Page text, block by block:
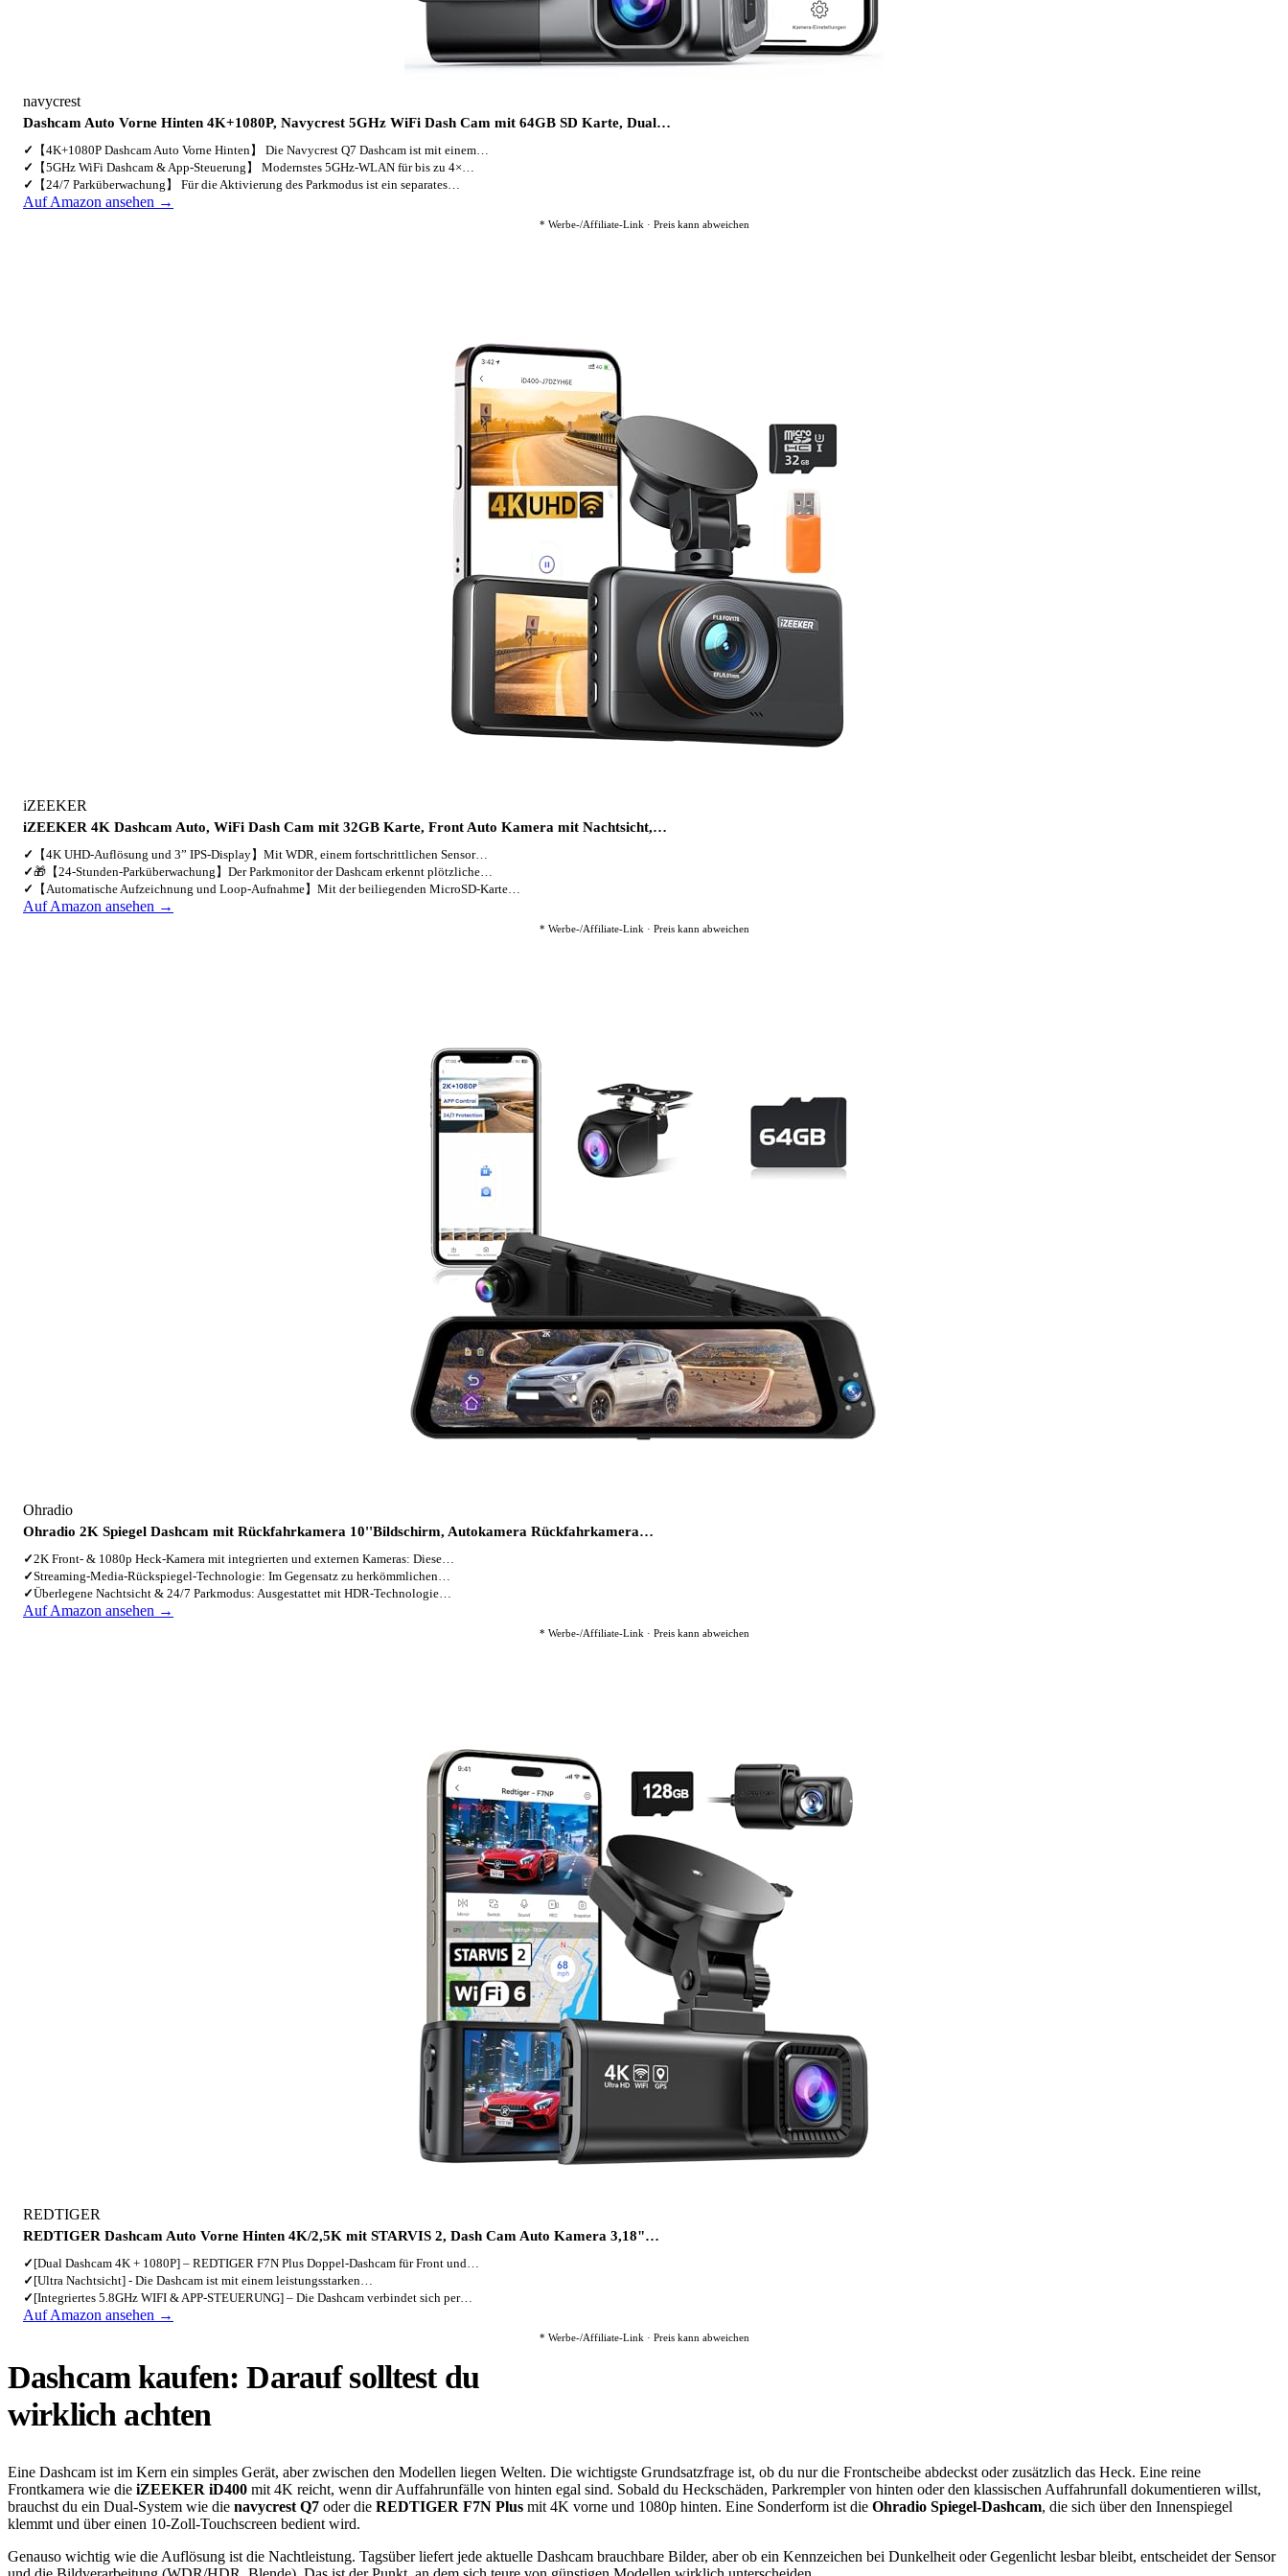
navycrest
Dashcam Auto Vorne Hinten 4K+1080P, Navycrest 5GHz WiFi Dash Cam mit 64GB SD Karte, Dual…
✓
【4K+1080P Dashcam Auto Vorne Hinten】 Die Navycrest Q7 Dashcam ist mit einem…
✓
【5GHz WiFi Dashcam & App-Steuerung】 Modernstes 5GHz-WLAN für bis zu 4×…
✓
【24/7 Parküberwachung】 Für die Aktivierung des Parkmodus ist ein separates…
Auf Amazon ansehen →
* Werbe-/Affiliate-Link · Preis kann abweichen
iZEEKER
iZEEKER 4K Dashcam Auto, WiFi Dash Cam mit 32GB Karte, Front Auto Kamera mit Nachtsicht,…
✓
【4K UHD-Auflösung und 3” IPS-Display】Mit WDR, einem fortschrittlichen Sensor…
✓🎁【24-Stunden-Parküberwachung】Der Parkmonitor der Dashcam erkennt plötzliche…
✓
【Automatische Aufzeichnung und Loop-Aufnahme】Mit der beiliegenden MicroSD-Karte…
Auf Amazon ansehen →
* Werbe-/Affiliate-Link · Preis kann abweichen
Ohradio
Ohradio 2K Spiegel Dashcam mit Rückfahrkamera 10''Bildschirm, Autokamera Rückfahrkamera…
✓2K Front- & 1080p Heck-Kamera mit integrierten und externen Kameras: Diese…
✓Streaming-Media-Rückspiegel-Technologie: Im Gegensatz zu herkömmlichen…
✓Überlegene Nachtsicht & 24/7 Parkmodus: Ausgestattet mit HDR-Technologie…
Auf Amazon ansehen →
* Werbe-/Affiliate-Link · Preis kann abweichen
REDTIGER
REDTIGER Dashcam Auto Vorne Hinten 4K/2,5K mit STARVIS 2, Dash Cam Auto Kamera 3,18"…
✓ [Dual Dashcam 4K + 1080P] – REDTIGER F7N Plus Doppel-Dashcam für Front und…
✓ [Ultra Nachtsicht] - Die Dashcam ist mit einem leistungsstarken…
✓ [Integriertes 5.8GHz WIFI & APP-STEUERUNG] – Die Dashcam verbindet sich per…
Auf Amazon ansehen →
* Werbe-/Affiliate-Link · Preis kann abweichen
Dashcam kaufen: Darauf solltest du
wirklich achten
Eine Dashcam ist im Kern ein simples Gerät, aber zwischen den Modellen liegen Welten. Die wichtigste Grundsatzfrage ist, ob du nur die Frontscheibe abdeckst oder zusätzlich das Heck. Eine reine
Frontkamera wie die iZEEKER iD400 mit 4K reicht, wenn dir Auffahrunfälle von hinten egal sind. Sobald du Heckschäden, Parkrempler von hinten oder den klassischen Auffahrunfall dokumentieren willst,
brauchst du ein Dual-System wie die navycrest Q7 oder die REDTIGER F7N Plus mit 4K vorne und 1080p hinten. Eine Sonderform ist die Ohradio Spiegel-Dashcam, die sich über den Innenspiegel
klemmt und über einen 10-Zoll-Touchscreen bedient wird.
Genauso wichtig wie die Auflösung ist die Nachtleistung. Tagsüber liefert jede aktuelle Dashcam brauchbare Bilder, aber ob ein Kennzeichen bei Dunkelheit oder Gegenlicht lesbar bleibt, entscheidet der Sensor